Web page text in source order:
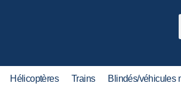
Hélicoptères Trains Blindés/véhicules